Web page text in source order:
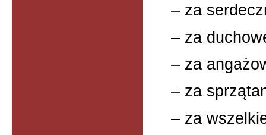
– za
– za
– za
– za
– za